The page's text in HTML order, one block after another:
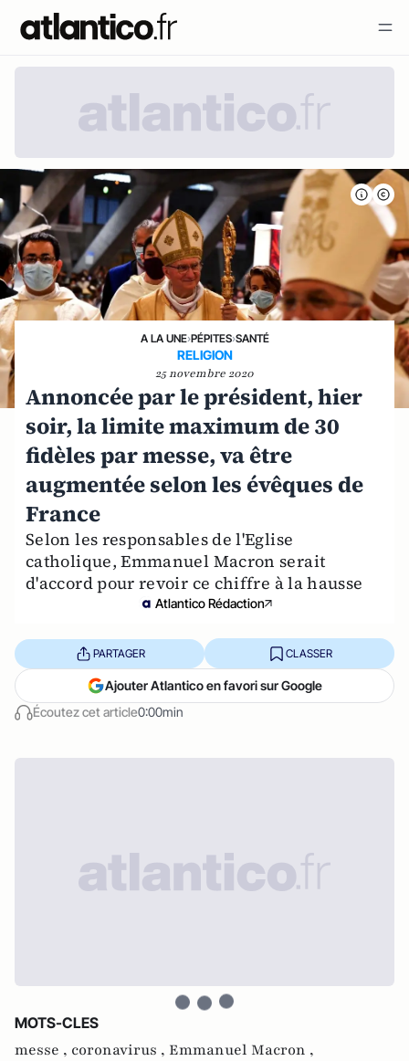
A LA UNE›PÉPITES›SANTÉ
RELIGION
25 novembre 2020
Annoncée par le président, hier
soir, la limite maximum de 30
fidèles par messe, va être
augmentée selon les évêques de
France
Selon les responsables de l'Eglise
catholique, Emmanuel Macron serait
d'accord pour revoir ce chiffre à la hausse
Atlantico Rédaction
Écoutez cet article0:00min
PARTAGER CLASSER
Ajouter Atlantico en favori sur Google
MOTS-CLES
messe , coronavirus , Emmanuel Macron ,